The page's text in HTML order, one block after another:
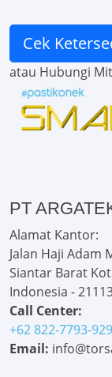
Cek
atau Hubungi
PT
Alamat Kantor:
Jalan Haji Adam
Siantar Barat
Indonesia -
Call Center:
+62 822-7793-
Email: